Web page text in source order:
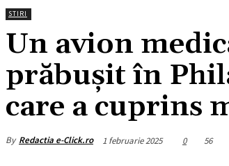
STIRI
Un avion
prăbușit în
care a cuprins
By Redactia e-Click.ro 1 februarie 2025 0 56